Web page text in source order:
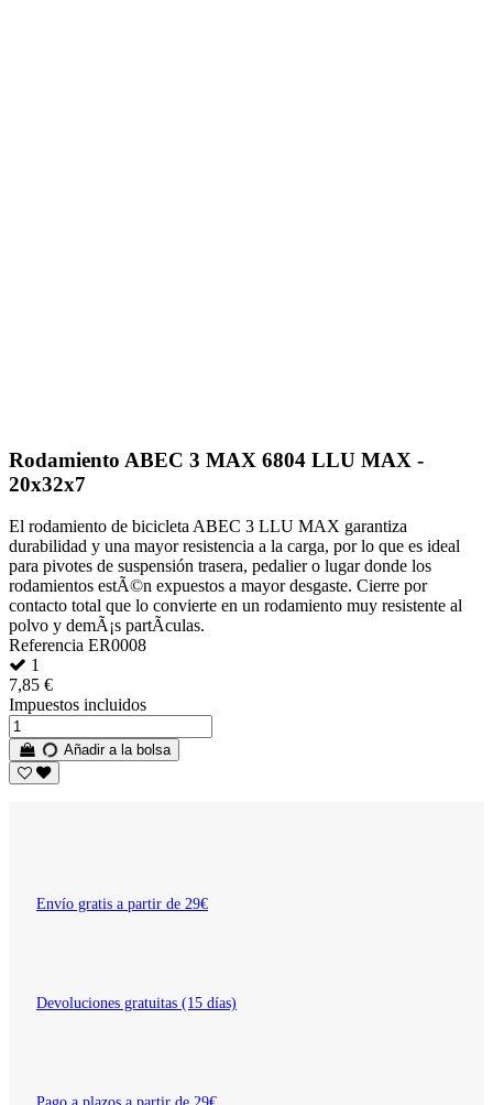
Rodamiento ABEC 3 MAX 6804 LLU MAX -
20x32x7
El rodamiento de bicicleta ABEC 3 LLU MAX garantiza
durabilidad y una mayor resistencia a la carga, por lo que es ideal
para pivotes de suspensión trasera, pedalier o lugar donde los
rodamientos estÃ©n expuestos a mayor desgaste. Cierre por
contacto total que lo convierte en un rodamiento muy resistente al
polvo y demÃ¡s partÃ­culas.
Referencia ER0008
1
7,85 €
Impuestos incluidos
Añadir a la bolsa
Envío gratis a partir de 29€
Devoluciones gratuitas (15 días)